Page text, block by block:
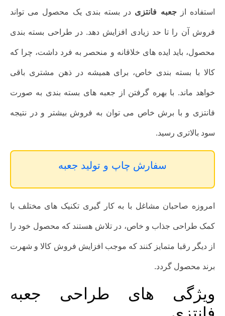
استفاده ازجعبه فانتزی در بسته بندی یک محصول می‌ تواند
فروش آن را تا حد زیادی افزایش دهد. در طراحی بسته بندی
محصول، باید ایده های خلاقانه و منحصر به فرد داشت، چرا که
کالا با بسته بندی خاص، برای همیشه در ذهن مشتری باقی
خواهد ماند. با بهره گرفتن از جعبه های بسته بندی به صورت
فانتزی و با برش خاص می توان به فروش بیشتر و در نتیجه
سود بالاتری رسید.
سفارش چاپ و تولید جعبه
امروزه صاحبان مشاغل با به کار گیری تکنیک های مختلف با
کمک طراحی جذاب و خاص، در تلاش هستند که محصول خود را
از دیگر رقبا متمایز کنند که موجب افزایش فروش کالا و شهرت
برند محصول گردد.
ویژگی های طراحی جعبه